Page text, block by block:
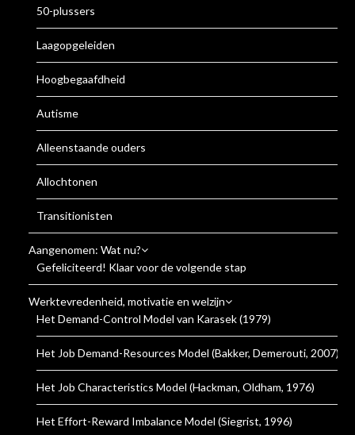
50-plussers
Laagopgeleiden
Hoogbegaafdheid
Autisme
Alleenstaande ouders
Allochtonen
Transitionisten
Aangenomen: Wat nu?
Gefeliciteerd! Klaar voor de volgende stap
Werktevredenheid, motivatie en welzijn
Het Demand-Control Model van Karasek (1979)
Het Job Demand-Resources Model (Bakker, Demerouti, 2007)
Het Job Characteristics Model (Hackman, Oldham, 1976)
Het Effort-Reward Imbalance Model (Siegrist, 1996)